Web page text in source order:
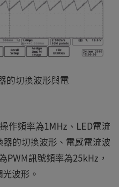
切換波形與電
作頻率為1MHz、LED電流
的切換波形、電感電流波
PWM訊號頻率為25kHz，
波形。